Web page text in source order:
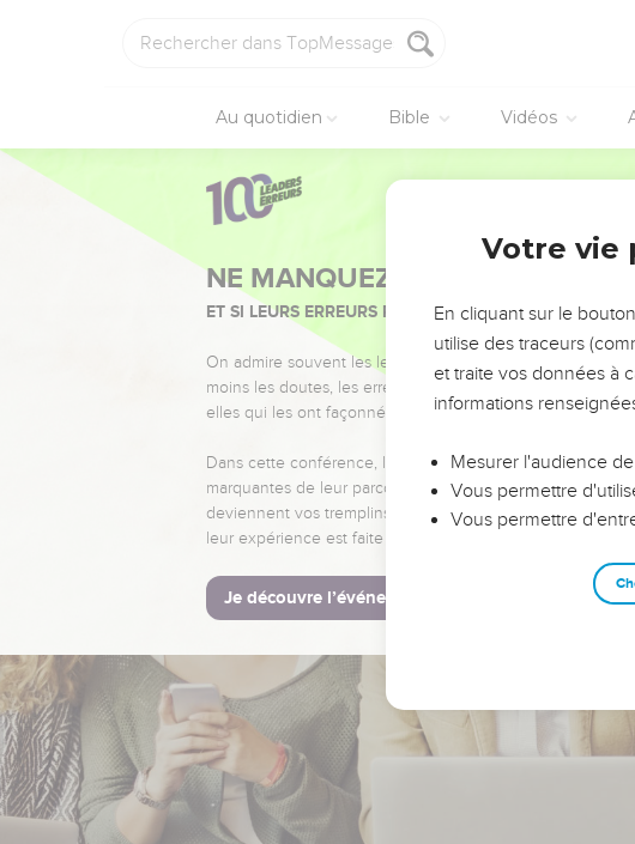
Au quotidien Bible Vidéos
NE MANQUEZ PAS
ET SI LEURS ERREURS POUVAIENT VOUS ÉVITER LES
On admire souvent les leaders pour leurs réussites, leur
moins les doutes, les erreurs et les saisons difficiles qu'ils
elles qui les ont façonnés.
Dans cette conférence, leaders, entrepreneurs, et
marquantes de leur parcours et les clés pour avancer
deviennent vos tremplins. Que vous guidiez un
leur expérience est faite pour vous.
Je découvre l’événement
Votre vie
En cliquant sur le
utilise des traceurs
et traite vos données à
informations
Mesurer l'audience
Vous permettre
Vous permettre